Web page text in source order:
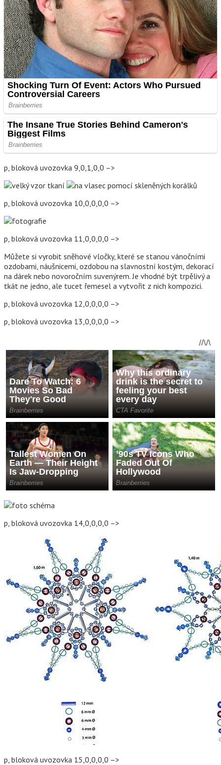
p, bloková uvozovka 9,0,1,0,0 –>
p, bloková uvozovka 10,0,0,0,0 –>
p, bloková uvozovka 11,0,0,0,0 –>
Můžete si vyrobit sněhové vločky, které se stanou vánočními
ozdobami, náušnicemi, ozdobou na slavnostní kostým, dekorací
na dárek nebo novoročním suvenýrem. Je vhodné být trpělivý a
tkát ne jedno, ale tucet řemesel a vytvořit z nich kompozici.
p, bloková uvozovka 12,0,0,0,0 –>
p, bloková uvozovka 13,0,0,0,0 –>
p, bloková uvozovka 14,0,0,0,0 –>
p, bloková uvozovka 15,0,0,0,0 –>